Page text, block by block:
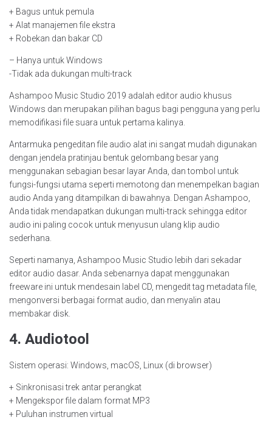
+ Bagus untuk pemula
+ Alat manajemen file ekstra
+ Robekan dan bakar CD
– Hanya untuk Windows
-Tidak ada dukungan multi-track
Ashampoo Music Studio 2019 adalah editor audio khusus
Windows dan merupakan pilihan bagus bagi pengguna yang perlu
memodifikasi file suara untuk pertama kalinya.
Antarmuka pengeditan file audio alat ini sangat mudah digunakan
dengan jendela pratinjau bentuk gelombang besar yang
menggunakan sebagian besar layar Anda, dan tombol untuk
fungsi-fungsi utama seperti memotong dan menempelkan bagian
audio Anda yang ditampilkan di bawahnya. Dengan Ashampoo,
Anda tidak mendapatkan dukungan multi-track sehingga editor
audio ini paling cocok untuk menyusun ulang klip audio
sederhana.
Seperti namanya, Ashampoo Music Studio lebih dari sekadar
editor audio dasar. Anda sebenarnya dapat menggunakan
freeware ini untuk mendesain label CD, mengedit tag metadata file,
mengonversi berbagai format audio, dan menyalin atau
membakar disk.
4. Audiotool
Sistem operasi: Windows, macOS, Linux (di browser)
+ Sinkronisasi trek antar perangkat
+ Mengekspor file dalam format MP3
+ Puluhan instrumen virtual